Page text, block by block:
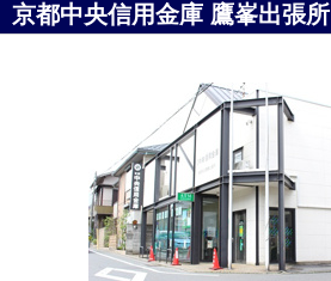
京都中央信用金庫 鷹峯出張所